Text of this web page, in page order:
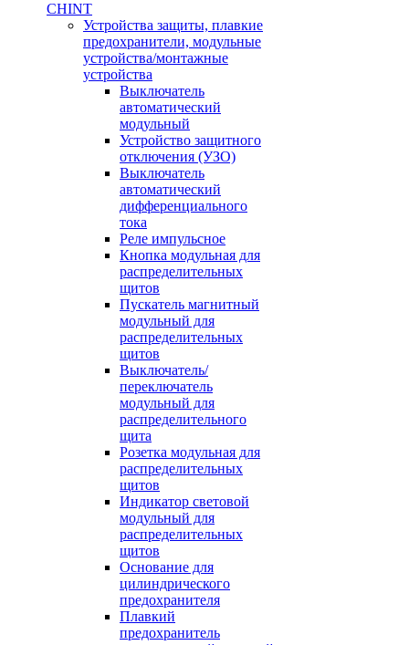
CHINT
Устройства защиты, плавкие
предохранители, модульные
устройства/монтажные
устройства
Выключатель
автоматический
модульный
Устройство защитного
отключения (УЗО)
Выключатель
автоматический
дифференциального
тока
Реле импульсное
Кнопка модульная для
распределительных
щитов
Пускатель магнитный
модульный для
распределительных
щитов
Выключатель/
переключатель
модульный для
распределительного
щита
Розетка модульная для
распределительных
щитов
Индикатор световой
модульный для
распределительных
щитов
Основание для
цилиндрического
предохранителя
Плавкий
предохранитель